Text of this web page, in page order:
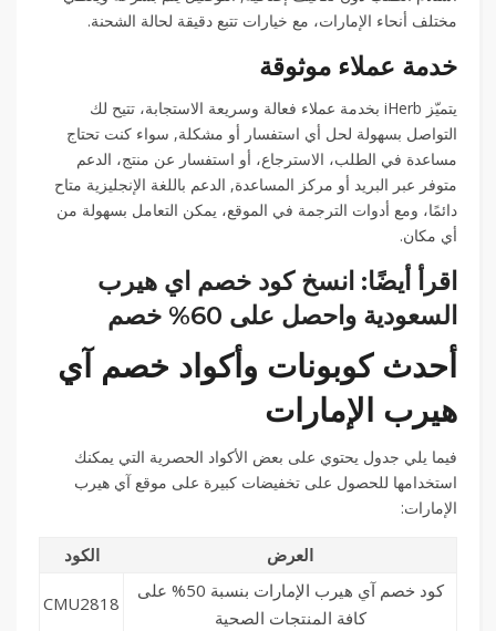
مختلف أنحاء الإمارات، مع خيارات تتبع دقيقة لحالة الشحنة.
خدمة عملاء موثوقة
يتميّز iHerb بخدمة عملاء فعالة وسريعة الاستجابة، تتيح لك
التواصل بسهولة لحل أي استفسار أو مشكلة, سواء كنت تحتاج
مساعدة في الطلب، الاسترجاع، أو استفسار عن منتج، الدعم
متوفر عبر البريد أو مركز المساعدة, الدعم باللغة الإنجليزية متاح
دائمًا، ومع أدوات الترجمة في الموقع، يمكن التعامل بسهولة من
أي مكان.
اقرأ أيضًا: انسخ كود خصم اي هيرب
السعودية واحصل على 60% خصم
أحدث كوبونات وأكواد خصم آي
هيرب الإمارات
فيما يلي جدول يحتوي على بعض الأكواد الحصرية التي يمكنك
استخدامها للحصول على تخفيضات كبيرة على موقع آي هيرب
الإمارات:
العرض
الكود
كود خصم آي هيرب الإمارات بنسبة 50% على
كافة المنتجات الصحية
CMU2818